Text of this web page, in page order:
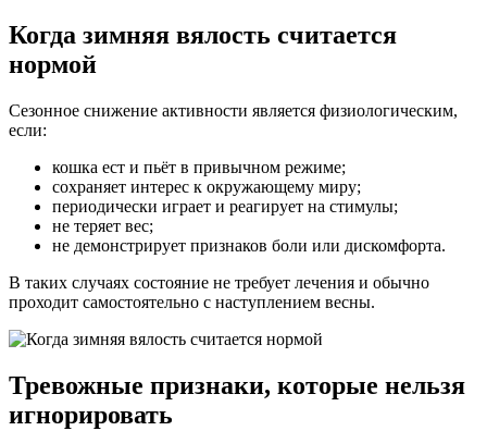
Когда зимняя вялость считается
нормой
Сезонное снижение активности является физиологическим,
если:
кошка ест и пьёт в привычном режиме;
сохраняет интерес к окружающему миру;
периодически играет и реагирует на стимулы;
не теряет вес;
не демонстрирует признаков боли или дискомфорта.
В таких случаях состояние не требует лечения и обычно
проходит самостоятельно с наступлением весны.
Тревожные признаки, которые нельзя
игнорировать